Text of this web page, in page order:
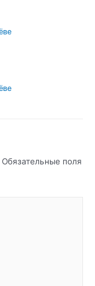
Обязательные поля